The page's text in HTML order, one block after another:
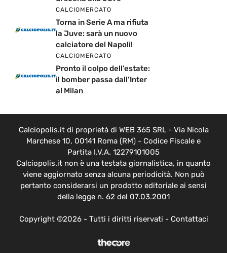
CALCIOMERCATO
Torna in Serie A ma rifiuta
la Juve: sarà un nuovo
calciatore del Napoli!
CALCIOMERCATO
Pronto il colpo dell’estate:
il bomber passa dall’Inter
al Milan
Calciopolis.it di proprietà di WEB 365 SRL - Via Nicola
Marchese 10, 00141 Roma (RM) - Codice Fiscale e
Partita I.V.A. 12279101005
Calciopolis.it non è una testata giornalistica, in quanto
viene aggiornato senza alcuna periodicità. Non può
pertanto considerarsi un prodotto editoriale ai sensi
della legge n. 62 del 07.03.2001
Copyright ©2026 - Tutti i diritti riservati - Contattaci